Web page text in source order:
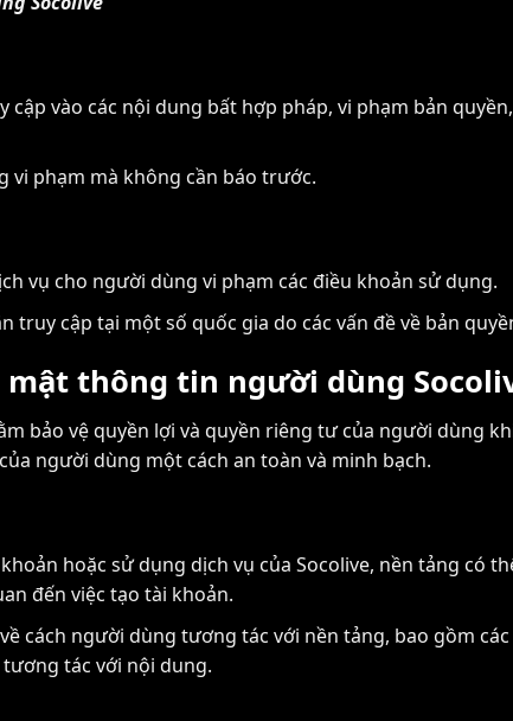
vào các nội dung bất hợp pháp, vi phạm bản
vi phạm mà không cần báo trước.
vụ cho người dùng vi phạm các điều khoản sử dụng.
cập tại một số quốc gia do các vấn đề về bản
mật thông tin người dùng
bảo vệ quyền lợi và quyền riêng tư của người dùng
người dùng một cách an toàn và minh bạch.
hoặc sử dụng dịch vụ của Socolive, nền tảng có
đến việc tạo tài khoản.
cách người dùng tương tác với nền tảng, bao gồm
tác với nội dung.